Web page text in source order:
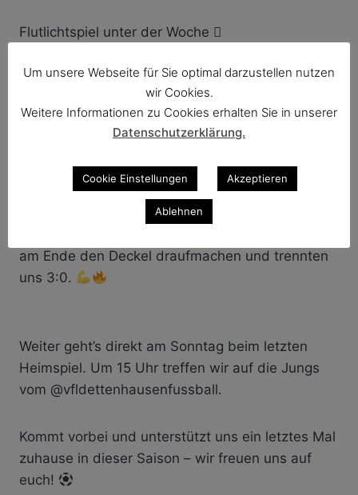
Flutlichtspiel unter der Woche 
Nach einem super Start in das Spiel ging die
erste Halbzeit leider dann doch eher mäßig zu
Aber nach der Halbzeitpause zeigten die Jungs
immer mehr Ballkontrolle und Spielwille.Trotz
am Ende den Deckel draufmachen und trennten
uns 3:0.
Weiter geht’s direkt am Sonntag beim letzten
Heimspiel. Um 15 Uhr treffen wir auf die Jungs
vom @vfldettenhausenfussball.
Kommt vorbei und unterstützt uns ein letztes Mal
zuhause in dieser Saison – wir freuen uns auf
euch!
Um unsere Webseite für Sie optimal darzustellen nutzen
wir Cookies.
Weitere Informationen zu Cookies erhalten Sie in unserer
Datenschutzerklärung.
Cookie Einstellungen Akzeptieren
Ablehnen